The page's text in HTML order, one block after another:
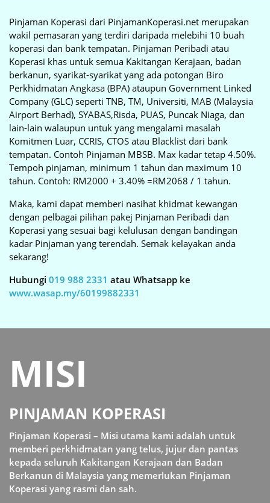
Pinjaman Koperasi dari PinjamanKoperasi.net merupakan
wakil pemasaran yang terdiri daripada melebihi 10 buah
koperasi dan bank tempatan. Pinjaman Peribadi atau
Koperasi khas untuk semua Kakitangan Kerajaan, badan
berkanun, syarikat-syarikat yang ada potongan Biro
Perkhidmatan Angkasa (BPA) ataupun Government Linked
Company (GLC) seperti TNB, TM, Universiti, MAB (Malaysia
Airport Berhad), SYABAS,Risda, PUAS, Puncak Niaga, dan
lain-lain walaupun untuk yang mengalami masalah
Komitmen Luar, CCRIS, CTOS atau Blacklist dari bank
tempatan. Contoh Pinjaman MBSB. Max kadar tetap 4.50%.
Tempoh pinjaman, minimum 1 tahun dan maximum 10
tahun. Contoh: RM2000 + 3.40% =RM2068 / 1 tahun.
Maka, kami dapat memberi nasihat khidmat kewangan
dengan pelbagai pilihan pakej Pinjaman Peribadi dan
Koperasi yang sesuai bagi kelulusan dengan bandingan
kadar Pinjaman yang terendah. Semak kelayakan anda
sekarang!
Hubungi 019 988 2331 atau Whatsapp ke
www.wasap.my/60199882331
MISI
PINJAMAN KOPERASI
Pinjaman Koperasi – Misi utama kami adalah untuk
memberi perkhidmatan yang telus, jujur dan pantas
kepada seluruh Kakitangan Kerajaan dan Badan
Berkanun di Malaysia yang memerlukan Pinjaman
Koperasi yang rasmi dan sah.